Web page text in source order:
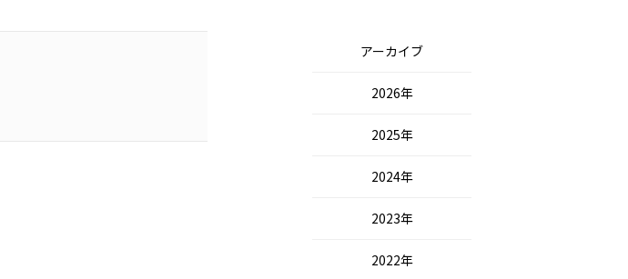
アーカイブ
2026年
2025年
2024年
2023年
2022年